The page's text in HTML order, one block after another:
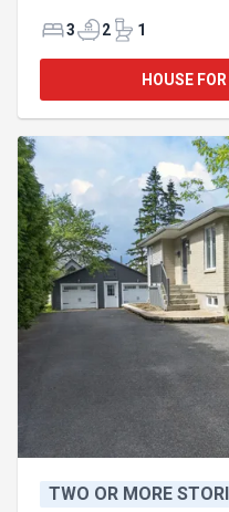
végétation, vous vous
grands soins, vous
cette propriété et de
rangement
3 2 1
HOUSE
TWO OR MORE